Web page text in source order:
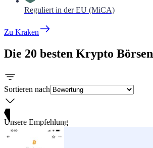
Reguliert in der EU (MiCA)
Zu Kraken
Die 20 besten Krypto Börsen
Sortieren nach
Unsere Empfehlung